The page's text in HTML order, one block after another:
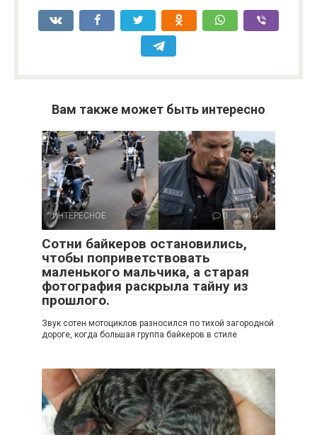
Вам также может быть интересно
ИНТЕРЕСНОЕ 0 4
Сотни байкеров остановились,
чтобы поприветствовать
маленького мальчика, а старая
фотография раскрыла тайну из
прошлого.
Звук сотен мотоциклов разносился по тихой загородной
дороге, когда большая группа байкеров в стиле